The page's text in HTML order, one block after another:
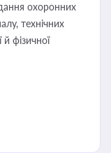
охоронних
технічних
й фізичної